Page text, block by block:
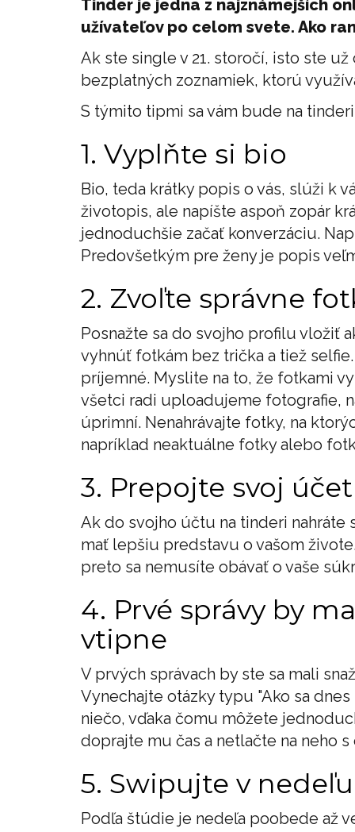
Tinder je jedna z najznámejších
užívateľov po celom svete. Ako
Ak ste single v 21. storočí, isto ste
bezplatných zoznamiek, ktorú
S týmito tipmi sa vám bude na
1. Vyplňte si bio
Bio, teda krátky popis o vás, slúži k
životopis, ale napíšte aspoň zopár
jednoduchšie začať konverzáciu.
Predovšetkým pre ženy je popis
2. Zvoľte správne
Posnažte sa do svojho profilu vložiť
vyhnúť fotkám bez trička a tiež
príjemné. Myslite na to, že fotkami
všetci radi uploadujeme fotografie,
úprimní. Nenahrávajte fotky, na
napríklad neaktuálne fotky alebo
3. Prepojte svoj
Ak do svojho účtu na tinderi
mať lepšiu predstavu o vašom
preto sa nemusíte obávať o vaše
4. Prvé správy by
vtipne
V prvých správach by ste sa mali
Vynechajte otázky typu "Ako sa
niečo, vďaka čomu môžete
doprajte mu čas a netlačte na neho
5. Swipujte v
Podľa štúdie je nedeľa poobede až